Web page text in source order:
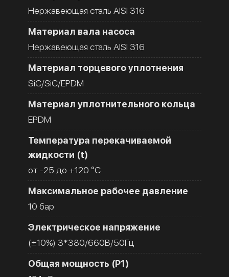
Нержавеющая сталь AISI 316
Материал вала насоса
Нержавеющая сталь AISI 316
Материал торцевого уплотнения
SiC/SiC/EPDM
Материал уплотнительного кольца
EPDM
Температура перекачиваемой
жидкости (t)
от -25 до +120 °C
Максимальное рабочее давление
10 бар
Электрическое напряжение
(±10%) 3*380/660В/50Гц
Общая мощность (Р1)